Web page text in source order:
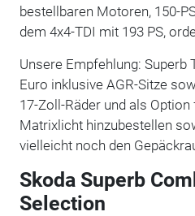
bestellbaren Motoren, 150-
dem 4x4-TDI mit 193 PS,
Unsere Empfehlung: Superb
Euro inklusive AGR-Sitze
17-Zoll-Räder und als
Matrixlicht hinzubestellen
vielleicht noch den
Skoda Superb
Selection